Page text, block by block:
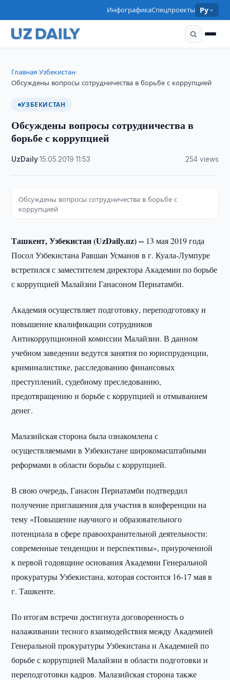
ИнфографикаСпецпроекты Ру
Главная›Узбекистан›
Обсуждены вопросы сотрудничества в борьбе с коррупцией
УЗБЕКИСТАН
Обсуждены вопросы сотрудничества в
борьбе с коррупцией
UzDaily·15.05.2019 ·11:53 254 views
Обсуждены вопросы сотрудничества в борьбе с
коррупцией
Ташкент, Узбекистан (UzDaily.uz) -- 13 мая 2019 года
Посол Узбекистана Равшан Усманов в г. Куала-Лумпуре
встретился с заместителем директора Академии по борьбе
с коррупцией Малайзии Ганасоном Периатамби.
Академия осуществляет подготовку, переподготовку и
повышение квалификации сотрудников
Антикоррупционной комиссии Малайзии. В данном
учебном заведении ведутся занятия по юриспруденции,
криминалистике, расследованию финансовых
преступлений, судебному преследованию,
предотвращению и борьбе с коррупцией и отмыванием
денег.
Малазийская сторона была ознакомлена с
осуществляемыми в Узбекистане широкомасштабными
реформами в области борьбы с коррупцией.
В свою очередь, Ганасон Периатамби подтвердил
получение приглашения для участия в конференции на
тему «Повышение научного и образовательного
потенциала в сфере правоохранительной деятельности:
современные тенденции и перспективы», приуроченной
к первой годовщине основания Академии Генеральной
прокуратуры Узбекистана, которая состоится 16-17 мая в
г. Ташкенте.
По итогам встречи достигнута договоренность о
налаживании тесного взаимодействия между Академией
Генеральной прокуратуры Узбекистана и Академией по
борьбе с коррупцией Малайзии в области подготовки и
переподготовки кадров. Малазийская сторона также